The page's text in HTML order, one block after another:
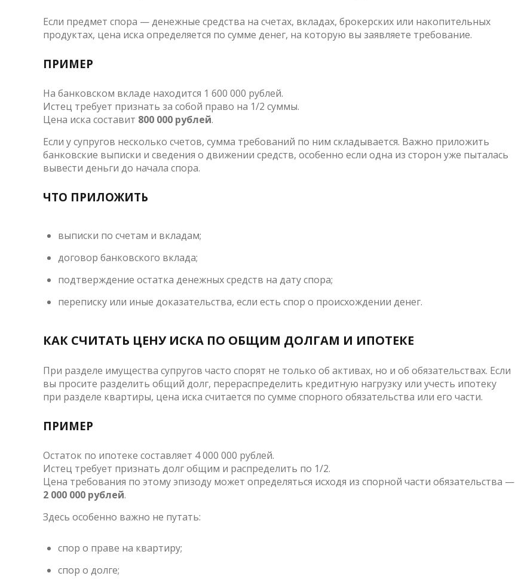
Если предмет спора — денежные средства на счетах, вкладах, брокерских или накопительных
продуктах, цена иска определяется по сумме денег, на которую вы заявляете требование.
ПРИМЕР
На банковском вкладе находится 1 600 000 рублей.
Истец требует признать за собой право на 1/2 суммы.
Цена иска составит 800 000 рублей.
Если у супругов несколько счетов, сумма требований по ним складывается. Важно приложить
банковские выписки и сведения о движении средств, особенно если одна из сторон уже пыталась
вывести деньги до начала спора.
ЧТО ПРИЛОЖИТЬ
выписки по счетам и вкладам;
договор банковского вклада;
подтверждение остатка денежных средств на дату спора;
переписку или иные доказательства, если есть спор о происхождении денег.
КАК СЧИТАТЬ ЦЕНУ ИСКА ПО ОБЩИМ ДОЛГАМ И ИПОТЕКЕ
При разделе имущества супругов часто спорят не только об активах, но и об обязательствах. Если
вы просите разделить общий долг, перераспределить кредитную нагрузку или учесть ипотеку
при разделе квартиры, цена иска считается по сумме спорного обязательства или его части.
ПРИМЕР
Остаток по ипотеке составляет 4 000 000 рублей.
Истец требует признать долг общим и распределить по 1/2.
Цена требования по этому эпизоду может определяться исходя из спорной части обязательства —
2 000 000 рублей.
Здесь особенно важно не путать:
спор о праве на квартиру;
спор о долге;